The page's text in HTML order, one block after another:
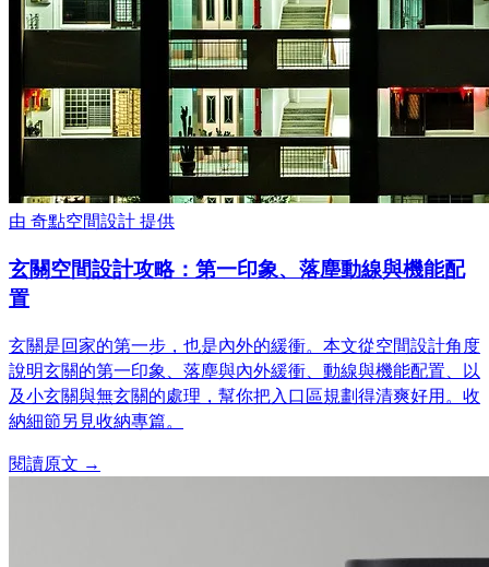
由 奇點空間設計提供
玄關空間設計攻略：第一印象、落塵動線與機能配
置
玄關是回家的第一步，也是內外的緩衝。本文從空間設計角度
說明玄關的第一印象、落塵與內外緩衝、動線與機能配置、以
及小玄關與無玄關的處理，幫你把入口區規劃得清爽好用。收
納細節另見收納專篇。
閱讀原文 →